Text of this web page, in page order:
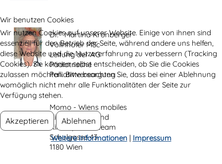
Dr.inMartina Kronberger-
Vollnhofer MSc
Leitung der AG
Pädiatrische
Palliativversorgung
Momo - Wiens mobiles
Kinderhospiz und
Kinderpalliativteam
Schulgasse 43
1180 Wien
Wir benutzen Cookies
Wir nutzen Cookies auf unserer Website. Einige von ihnen sind
essenziell für den Betrieb der Seite, während andere uns helfen,
diese Website und die Nutzererfahrung zu verbessern (Tracking
Cookies). Sie können selbst entscheiden, ob Sie die Cookies
zulassen möchten. Bitte beachten Sie, dass bei einer Ablehnung
womöglich nicht mehr alle Funktionalitäten der Seite zur
Verfügung stehen.
Akzeptieren Ablehnen
Weitere Informationen| Impressum